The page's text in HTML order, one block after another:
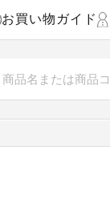
お買い物ガイド